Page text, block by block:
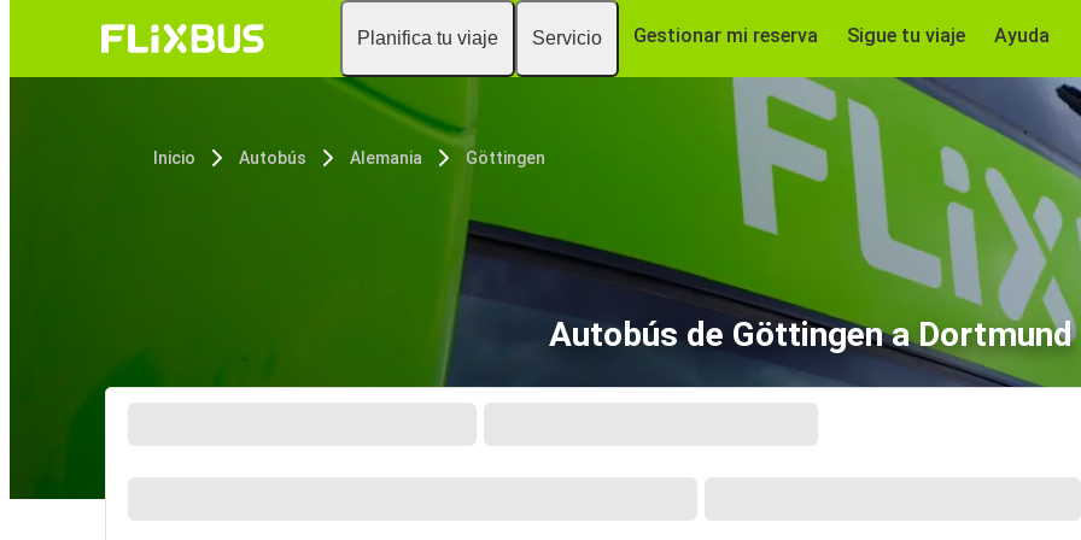
Planifica tu viaje Servicio Gestionar mi reserva Sigue tu viaje Ayuda
Inicio Autobús Alemania Göttingen
Autobús de Göttingen a Dortmund